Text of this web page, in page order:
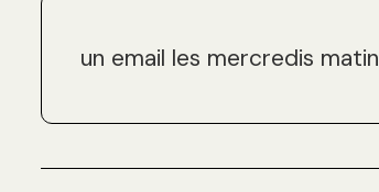
un email les mercredis matin